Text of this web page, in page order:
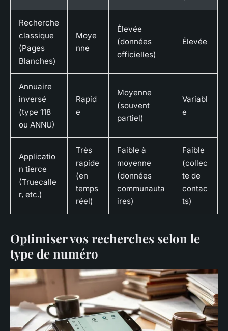
Recherche
classique
(Pages
Blanches)
Moye
nne
Élevée
(données
officielles)
Élevée
Annuaire
inversé
(type 118
ou ANNU)
Rapid
e
Moyenne
(souvent
partiel)
Variabl
e
Applicatio
n tierce
(Truecalle
r, etc.)
Très
rapide
(en
temps
réel)
Faible à
moyenne
(données
communauta
ires)
Faible
(collec
te de
contac
ts)
Optimiser vos recherches selon le
type de numéro